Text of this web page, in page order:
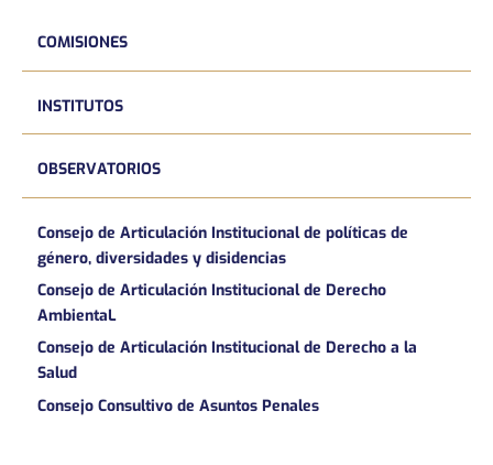
COMISIONES
INSTITUTOS
OBSERVATORIOS
Consejo de Articulación Institucional de políticas de
género, diversidades y disidencias
Consejo de Articulación Institucional de Derecho
AmbientaL
Consejo de Articulación Institucional de Derecho a la
Salud
Consejo Consultivo de Asuntos Penales